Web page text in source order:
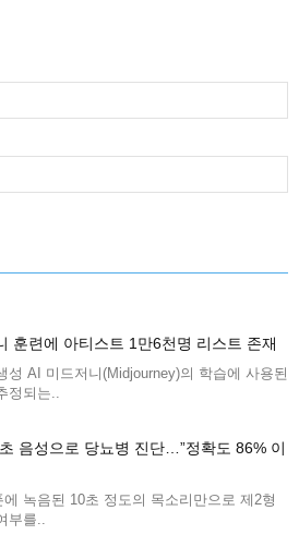
훈련에 아티스트 1만6천명 리스트 존재
성 AI 미드저니(Midjourney)의 학습에 사용된
정되는..
음성으로 당뇨병 진단…”정확도 86% 이
에 녹음된 10초 정도의 목소리만으로 제2형
부를..